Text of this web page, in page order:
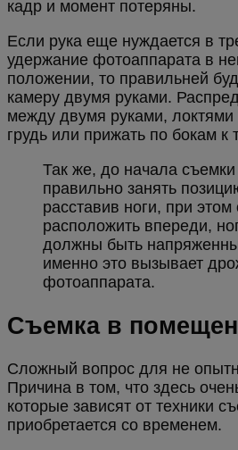
кадр и момент потеряны.
Если рука еще нуждается в
удержание фотоаппарата в
положении, то правильней
камеру двумя руками.
между двумя руками, локтями
грудь или прижать по бокам к
Так же, до начала
правильно занять
расставив ноги, при этом
расположить впереди,
должны быть
именно это вызывает
фотоаппарата.
Съемка в
Сложный вопрос для не
Причина в том, что здесь
которые зависят от техники
приобретается со временем.